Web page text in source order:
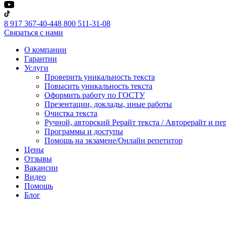
8 917 367-40-448 800 511-31-08
Связаться с нами
О компании
Гарантии
Услуги
Проверить уникальность текста
Повысить уникальность текста
Оформить работу по ГОСТУ
Презентации, доклады, иные работы
Очистка текста
Ручной, авторский Рерайт текста / Авторерайт и
Программы и доступы
Помощь на экзамене/Онлайн репетитор
Цены
Отзывы
Вакансии
Видео
Помощь
Блог